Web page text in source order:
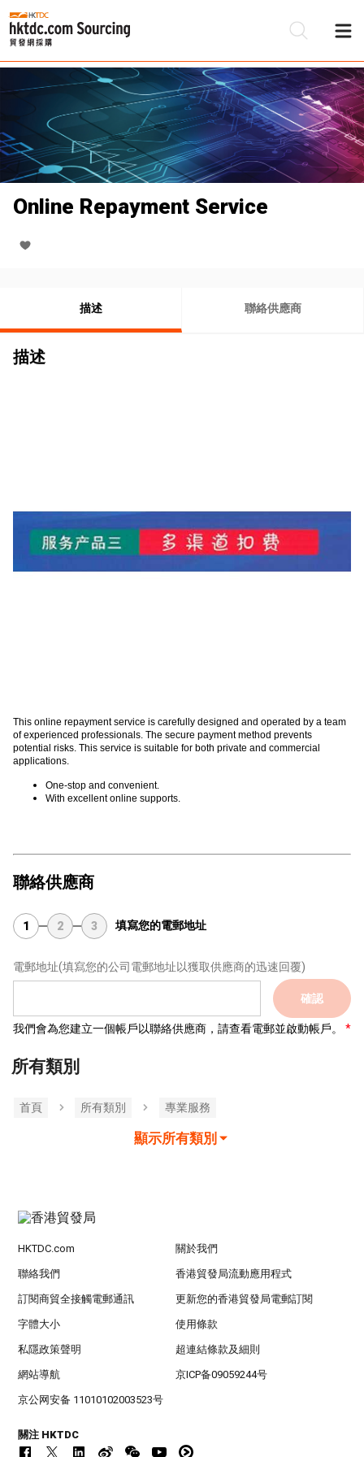
Online Repayment Service
描述 聯絡供應商
描述
This online repayment service is carefully designed and operated by a team
of experienced professionals. The secure payment method prevents
potential risks. This service is suitable for both private and commercial
applications.
One-stop and convenient.
With excellent online supports.
聯絡供應商
1 2 3 填寫您的電郵地址
電郵地址(填寫您的公司電郵地址以獲取供應商的迅速回覆)
確認
我們會為您建立一個帳戶以聯絡供應商，請查看電郵並啟動帳戶。
所有類別
首頁 所有類別 專業服務
顯示所有類別
HKTDC.com 關於我們
聯絡我們 香港貿發局流動應用程式
訂閱商貿全接觸電郵通訊 更新您的香港貿發局電郵訂閱
字體大小 使用條款
私隱政策聲明 超連結條款及細則
網站導航 京ICP备09059244号
京公网安备 11010102003523号
關注 HKTDC